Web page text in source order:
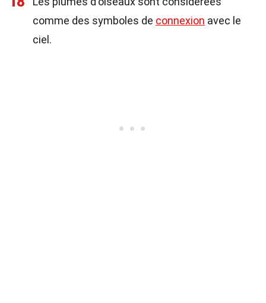
comme des symboles de connexion avec le
ciel.